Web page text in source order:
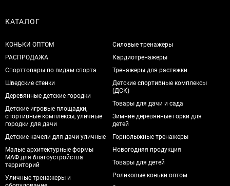
КАТАЛОГ
КОНЬКИ ОПТОМ
РАСПРОДАЖА
Спорттовары по видам спорта
Шведские стенки
Деревянные детские городки
Детские игровые площадки,
спортивные комплексы, уличные
городки для дачи
Детские качели для дачи уличные
Малые архитектурные формы
МАФ для благоустройства
территорий
Уличные тренажеры и
Силовые тренажеры
Кардиотренажеры
Тренажеры для растяжки
Детские спортивные комплексы
(ДСК)
Товары для дачи и сада
Зимние деревянные горки для
детей
Горнолыжные тренажеры
Новогодняя продукция
Товары для детей
Роликовые коньки оптом